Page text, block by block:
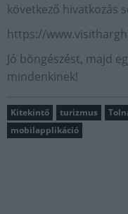
következő hivatkozás
https://
Jó böngészést, majd
mindenkinek!
Kitekintő turizmus
mobilapplikáció